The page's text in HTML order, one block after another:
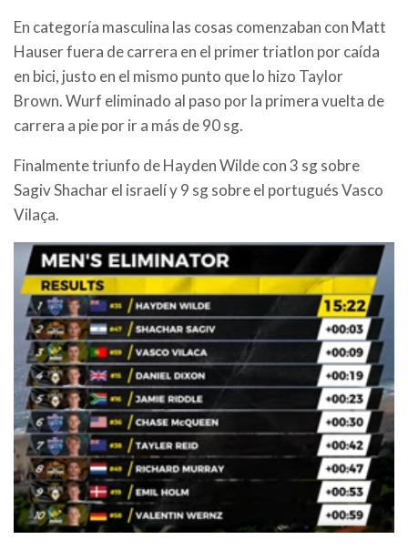
En categoría masculina las cosas comenzaban con Matt
Hauser fuera de carrera en el primer triatlon por caída
en bici, justo en el mismo punto que lo hizo Taylor
Brown. Wurf eliminado al paso por la primera vuelta de
carrera a pie por ir a más de 90 sg.
Finalmente triunfo de Hayden Wilde con 3 sg sobre
Sagiv Shachar el israelí y 9 sg sobre el portugués Vasco
Vilaça.